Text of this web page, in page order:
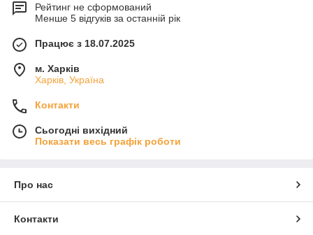
Рейтинг не сформований
Менше 5 відгуків за останній рік
Працює з 18.07.2025
м. Харків
Харків, Україна
Контакти
Сьогодні вихідний
Показати весь графік роботи
Про нас
Контакти